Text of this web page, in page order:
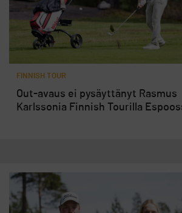
FINNISH TOUR
Out-avaus ei pysäyttänyt Rasmus
Karlssonia Finnish Tourilla